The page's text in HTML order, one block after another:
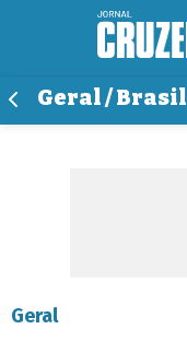
Geral / Brasil
Geral